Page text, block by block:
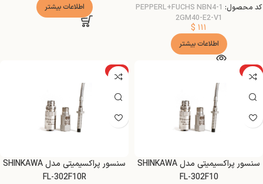
کد محصول: PEPPERL+FUCHS NBN4-1
2GM40-E2-V1
$ ۱۱۱
اطلاعات بیشتر
اطلاعات بیشتر
ویژه
سنسور پراکسیمیتی مدل SHINKAWA
FL-302F10
ویژه
سنسور پراکسیمیتی مدل SHINKAWA
FL-302F10R